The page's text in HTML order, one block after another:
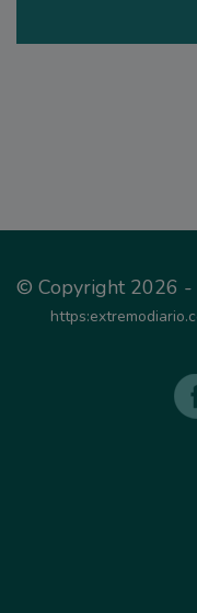
© Copyright 2026 -